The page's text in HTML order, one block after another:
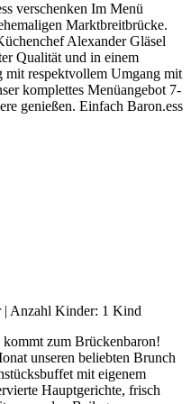
verschenken Im Menü
Marktbreitbrücke.
Alexander Gläsel
Qualität und in einem
mit respektvollem Umgang mit
komplettes Menüangebot 7-
genießen. Einfach Baron.ess
| Anzahl Kinder: 1 Kind
zum Brückenbaron!
unseren beliebten Brunch
mit eigenem
Hauptgerichte, frisch